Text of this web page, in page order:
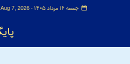
جمعه ۱۶ مرداد ۱۴۰۵ - Aug 7, 2026